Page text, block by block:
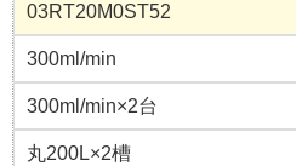
03RT20M0ST52
300ml/min
300ml/min×2台
丸200L×2槽